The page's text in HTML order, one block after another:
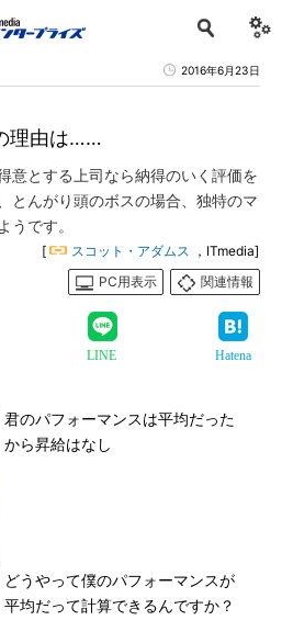
2016年6月23日
理由は……
意とする上司なら納得のいく評価を
とんがり頭のボスの場合、独特のマ
うです。
[ スコット・アダムス ，ITmedia]
PC用表示
関連情報
LINE Hatena
君のパフォーマンスは平均だった
から昇給はなし
どうやって僕のパフォーマンスが
平均だって計算できるんですか？